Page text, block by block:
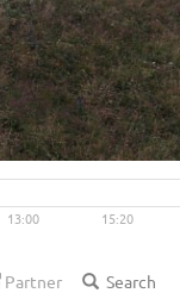
13:00 15:20
Partner